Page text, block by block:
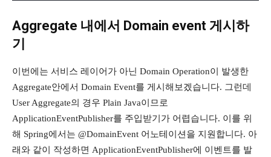
Aggregate 내에서 Domain event 게시하
기
이번에는 서비스 레이어가 아닌 Domain Operation이 발생한
Aggregate안에서 Domain Event를 게시해보겠습니다. 그런데
User Aggregate의 경우 Plain Java이므로
ApplicationEventPublisher를 주입받기가 어렵습니다. 이를 위
해 Spring에서는 @DomainEvent 어노테이션을 지원합니다. 아
래와 같이 작성하면 ApplicationEventPublisher에 이벤트를 발